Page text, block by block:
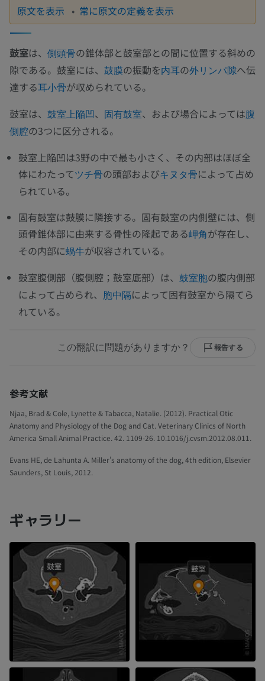
原文を表示 常に原文の定義を表示
鼓室は、 側頭骨の錐体部と鼓室部との間に位置する斜めの
隙である。鼓室には、 鼓膜の振動を内耳の外リンパ隙へ伝
達する耳小骨が収められている。
鼓室は、 鼓室上陥凹、 固有鼓室、および場合によっては腹
側腔の3つに区分される。
鼓室上陥凹は3野の中で最も小さく、その内部はほぼ全
体にわたってツチ骨の頭部およびキヌタ骨によって占め
られている。
固有鼓室は鼓膜に隣接する。固有鼓室の内側壁には、側
頭骨錐体部に由来する骨性の隆起である岬角が存在し、
その内部に蝸牛が収容されている。
鼓室腹側部（腹側腔；鼓室底部）は、 鼓室胞の腹内側部
によって占められ、 胞中隔によって固有鼓室から隔てら
れている。
この翻訳に問題がありますか？ 報告する
参考文献
Njaa, Brad & Cole, Lynette & Tabacca, Natalie. (2012). Practical Otic
Anatomy and Physiology of the Dog and Cat. Veterinary Clinics of North
America Small Animal Practice. 42. 1109-26. 10.1016/j.cvsm.2012.08.011.
Evans HE, de Lahunta A. Miller’s anatomy of the dog, 4th edition, Elsevier
Saunders, St Louis, 2012.
ギャラリー